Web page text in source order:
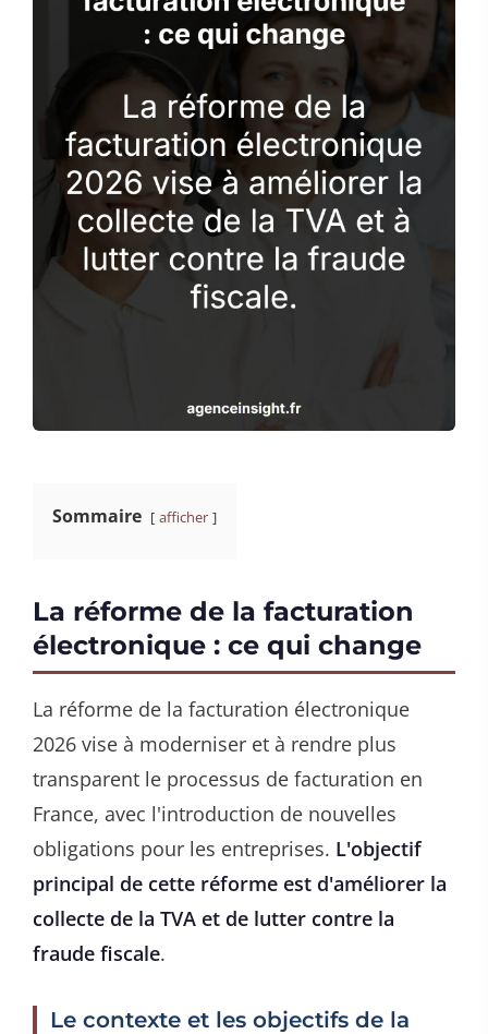
Sommaire afficher
La réforme de la facturation
électronique : ce qui change
La réforme de la facturation électronique
2026 vise à moderniser et à rendre plus
transparent le processus de facturation en
France, avec l'introduction de nouvelles
obligations pour les entreprises. L'objectif
principal de cette réforme est d'améliorer la
collecte de la TVA et de lutter contre la
fraude fiscale.
Le contexte et les objectifs de la